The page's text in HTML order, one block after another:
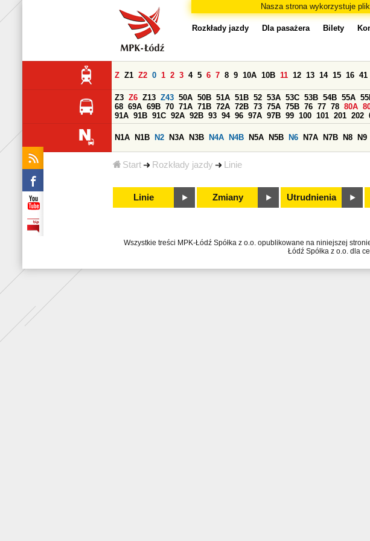
Nasza strona wykorzystuje
Start Rozkłady jazdy Linie
Rozkłady jazdy Dla pasażera Bilety
Z Z1 Z2 0 1 2 3 4 5 6 7 8 9 10A 10B 11 12 13 14 15 16 41
Z3 Z6 Z13 Z43 50A 50B 51A 51B 52 53A 53C 53B 54B 55A
68 69A 69B 70 71A 71B 72A 72B 73 75A 75B 76 77 78 80A
91A 91B 91C 92A 92B 93 94 96 97A 97B 99 100 101 201 202
N1A N1B N2 N3A N3B N4A N4B N5A N5B N6 N7A N7B N8 N9
Linie Zmiany Utrudnienia
Wszystkie treści MPK-Łódź Spółka z o.o. opublikowane na niniejszej
Łódź Spółka z o.o. dla